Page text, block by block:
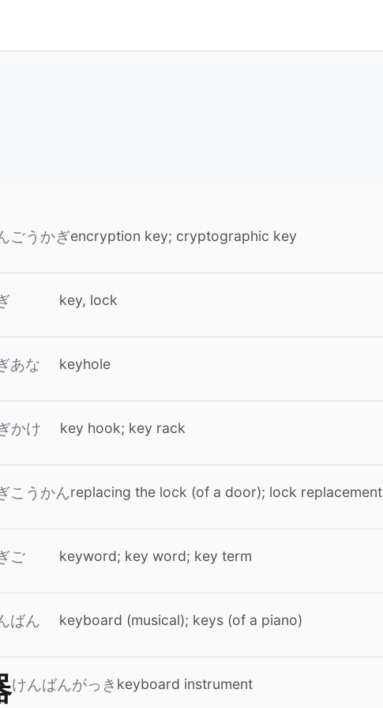
ごうかぎencryption key; cryptographic key
key, lock
あな keyhole
かけ key hook; key rack
こうかんreplacing the lock (of a door); lock replacement
ご keyword; key word; key term
ばん keyboard (musical); keys (of a piano)
けんばんがっき keyboard instrument